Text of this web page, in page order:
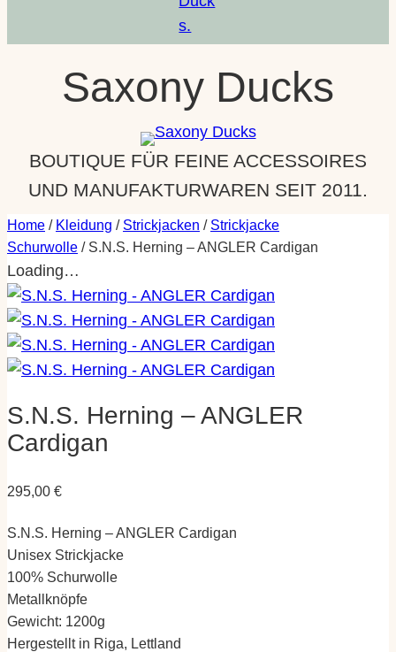
m
Saxony Ducks
BOUTIQUE FÜR FEINE ACCESSOIRES
UND MANUFAKTURWAREN SEIT 2011.
Home / Kleidung / Strickjacken / Strickjacke
Schurwolle / S.N.S. Herning – ANGLER Cardigan
Loading…
S.N.S. Herning – ANGLER
Cardigan
295,00 €
S.N.S. Herning – ANGLER Cardigan
Unisex Strickjacke
100% Schurwolle
Metallknöpfe
Gewicht: 1200g
Hergestellt in Riga, Lettland